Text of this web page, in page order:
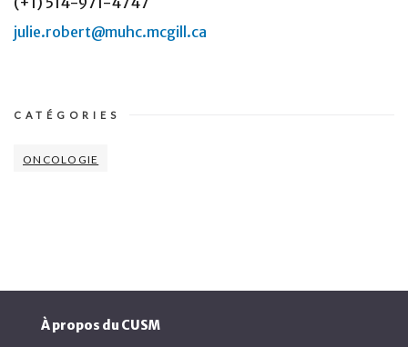
julie.robert@muhc.mcgill.ca
CATÉGORIES
ONCOLOGIE
À propos du CUSM